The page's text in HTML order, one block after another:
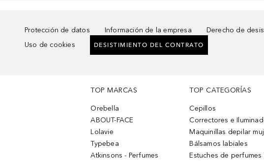
Protección de datos Información de la empresa Derecho de
Uso de cookies
DESISTIMIENTO DEL CONTRATO
TOP MARCAS
Orebella
ABOUT-FACE
Lolavie
Typebea
Atkinsons - Perfumes
TOP CATEGORÍAS
Cepillos
Correctores e
Maquinillas depilar
Bálsamos labiales
Estuches de perfumes